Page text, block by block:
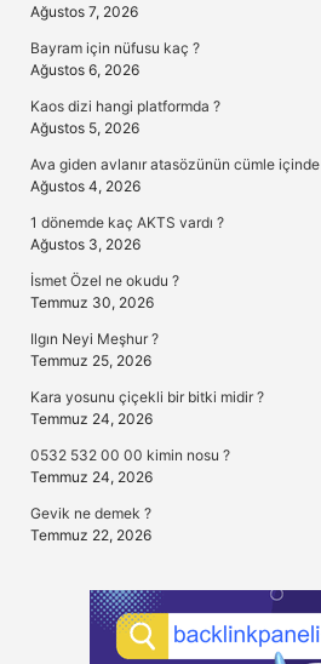
Ağustos 7, 2026
Bayram için nüfusu kaç ?
Ağustos 6, 2026
Kaos dizi hangi platformda ?
Ağustos 5, 2026
Ava giden avlanır atasözünün cümle içinde
Ağustos 4, 2026
1 dönemde kaç AKTS vardı ?
Ağustos 3, 2026
İsmet Özel ne okudu ?
Temmuz 30, 2026
Ilgın Neyi Meşhur ?
Temmuz 25, 2026
Kara yosunu çiçekli bir bitki midir ?
Temmuz 24, 2026
0532 532 00 00 kimin nosu ?
Temmuz 24, 2026
Gevik ne demek ?
Temmuz 22, 2026